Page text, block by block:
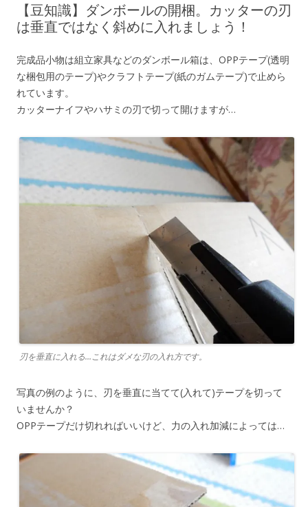
【豆知識】ダンボールの開梱。カッターの刃
は垂直ではなく斜めに入れましょう！
完成品小物は組立家具などのダンボール箱は、OPPテープ(透明
な梱包用のテープ)やクラフトテープ(紙のガムテープ)で止めら
れています。
カッターナイフやハサミの刃で切って開けますが…
刃を垂直に入れる…これはダメな刃の入れ方です。
写真の例のように、刃を垂直に当てて(入れて)テープを切って
いませんか？
OPPテープだけ切れればいいけど、力の入れ加減によっては…